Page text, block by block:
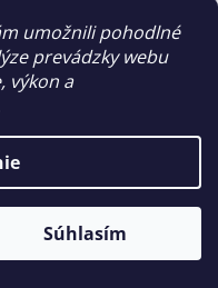
umožnili pohodlné
prevádzky webu
výkon a
Súhlasím
sacharidov
dodávajúcich telu
elektrolytov a
vo funkčných a
dávkach. Táto
kombinácia
telu všetky tieto látky
grepfruit
u dodávateľa